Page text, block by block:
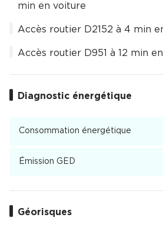
min en voiture
Accès routier D2152 à 4 min
Accès routier D951 à 12 min
Diagnostic énergétique
Consommation énergétique
Émission GED
Géorisques